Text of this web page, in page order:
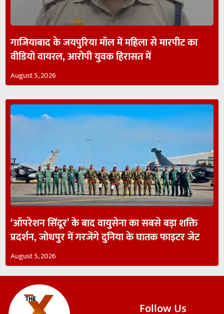
गाजियाबाद के जयपुरिया मॉल में महिला से मारपीट का
वीडियो वायरल, आरोपी युवक हिरासत में
August 5, 2026
‘ऑपरेशन सिंदूर’ के बाद वायुसेना का सबसे बड़ा शक्ति
प्रदर्शन, जोधपुर में गरजेंगे दुनिया के घातक फाइटर जेट
August 5, 2026
Follow Us